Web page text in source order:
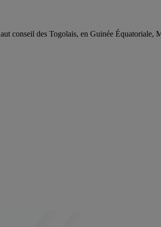
conseil des Togolais, en Guinée Équatoriale,